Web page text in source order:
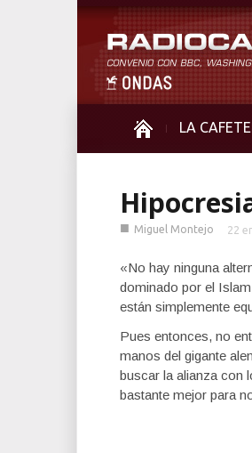
LA
■ Miguel Montejo 22
«No hay ninguna
dominado por el
están simplemente
Pues entonces, no
manos del gigante
buscar la alianza con
bastante mejor para